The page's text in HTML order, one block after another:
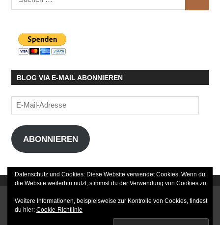
nach:
BLOG VIA E-MAIL ABONNIEREN
E-
Mail-
Adresse
ABONNIEREN
Datenschutz und Cookies: Diese Website verwendet Cookies. Wenn du
die Website weiterhin nutzt, stimmst du der Verwendung von Cookies zu.
Weitere Informationen, beispielsweise zur Kontrolle von Cookies, findest
du hier: Cookie-Richtlinie